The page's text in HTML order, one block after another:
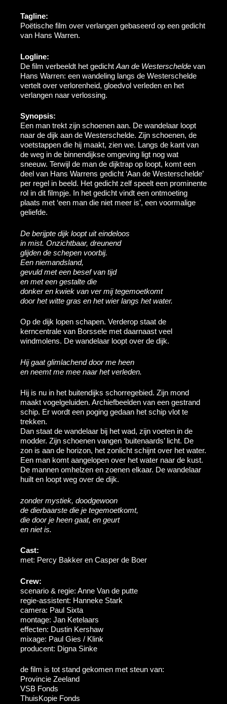
Tagline:
Poëtische film over verlangen gebaseerd op een gedicht
van Hans Warren.
Logline:
De film verbeeldt het gedicht Aan de Westerschelde van
Hans Warren: een wandeling langs de Westerschelde
vertelt over verlorenheid, gloedvol verleden en het
verlangen naar verlossing.
Synopsis:
Een man trekt zijn schoenen aan. De wandelaar loopt
naar de dijk aan de Westerschelde. Zijn schoenen, de
voetstappen die hij maakt, zien we. Langs de kant van
de weg in de binnendijkse omgeving ligt nog wat
sneeuw. Terwijl de man de dijktrap op loopt, komt een
deel van Hans Warrens gedicht ‘Aan de Westerschelde’
per regel in beeld. Het gedicht zelf speelt een prominente
rol in dit filmpje. In het gedicht vindt een ontmoeting
plaats met ‘een man die niet meer is’, een voormalige
geliefde.
De berijpte dijk loopt uit eindeloos
in mist. Onzichtbaar, dreunend
glijden de schepen voorbij.
Een niemandsland,
gevuld met een besef van tijd
en met een gestalte die
donker en kwiek van ver mij tegemoetkomt
door het witte gras en het wier langs het water.
Op de dijk lopen schapen. Verderop staat de
kerncentrale van Borssele met daarnaast veel
windmolens. De wandelaar loopt over de dijk.
Hij gaat glimlachend door me heen
en neemt me mee naar het verleden.
Hij is nu in het buitendijks schorregebied. Zijn mond
maakt vogelgeluiden. Archiefbeelden van een gestrand
schip. Er wordt een poging gedaan het schip vlot te
trekken.
Dan staat de wandelaar bij het wad, zijn voeten in de
modder. Zijn schoenen vangen ‘buitenaards’ licht. De
zon is aan de horizon, het zonlicht schijnt over het water.
Een man komt aangelopen over het water naar de kust.
De mannen omhelzen en zoenen elkaar. De wandelaar
huilt en loopt weg over de dijk.
zonder mystiek, doodgewoon
de dierbaarste die je tegemoetkomt,
die door je heen gaat, en geurt
en niet is.
Cast:
met: Percy Bakker en Casper de Boer
Crew:
scenario & regie: Anne Van de putte
regie-assistent: Hanneke Stark
camera: Paul Sixta
montage: Jan Ketelaars
effecten: Dustin Kershaw
mixage: Paul Gies / Klink
producent: Digna Sinke
de film is tot stand gekomen met steun van:
Provincie Zeeland
VSB Fonds
ThuisKopie Fonds